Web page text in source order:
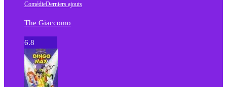
ComédieDerniers ajouts
The Giaccomo
6.8